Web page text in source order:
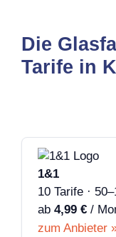
Die
Tarife in
1&1
10 Tarife ·
ab 4,99 € /
zum Anbieter